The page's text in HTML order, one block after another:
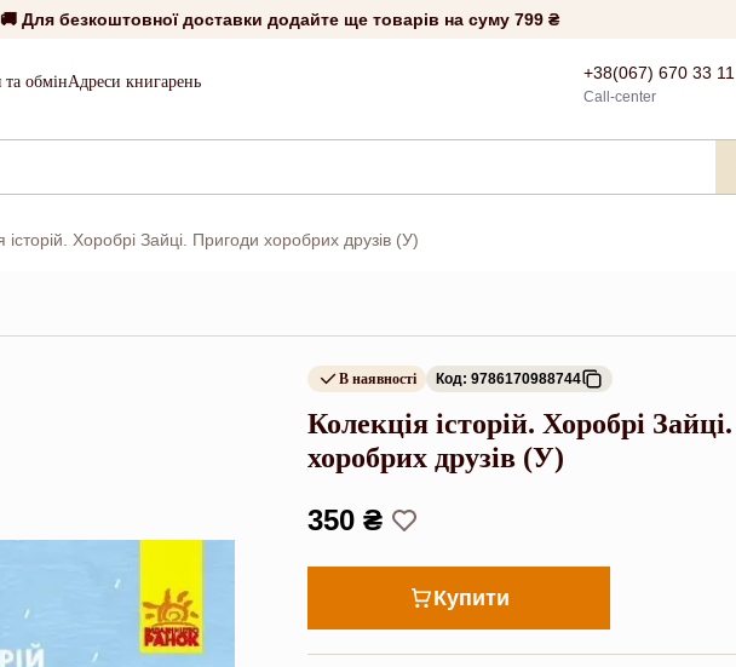
🚚 Для безкоштовної доставки додайте ще товарів на суму 799 ₴
обмінАдреси книгарень +38(067) 670 33 11
Call-center
історій. Хоробрі Зайці. Пригоди хоробрих друзів (У)
В наявності Код: 9786170988744
Колекція історій. Хоробрі
хоробрих друзів (У)
350 ₴
Купити